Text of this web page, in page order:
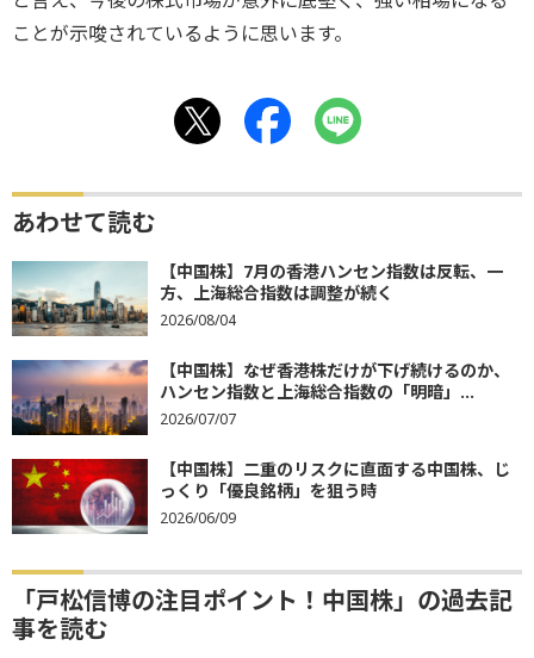
ことが示唆されているように思います。
あわせて読む
【中国株】7月の香港ハンセン指数は反転、一
方、上海総合指数は調整が続く
2026/08/04
【中国株】なぜ香港株だけが下げ続けるのか、
ハンセン指数と上海総合指数の「明暗」...
2026/07/07
【中国株】二重のリスクに直面する中国株、じ
っくり「優良銘柄」を狙う時
2026/06/09
「戸松信博の注目ポイント！中国株」の過去記
事を読む